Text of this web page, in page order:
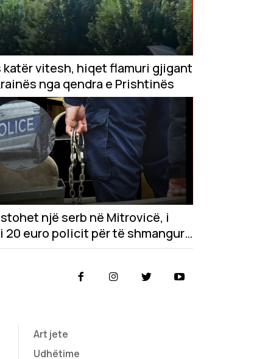
katër vitesh, hiqet flamuri gjigant
nga qendra e Prishtinës
një serb në Mitrovicë, i
20 euro policit për të shmangur
Art jete
Udhëtime